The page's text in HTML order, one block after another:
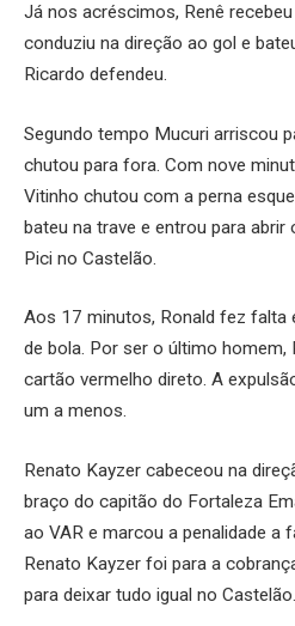
Já nos acréscimos, Renê
conduziu na direção ao gol e
Ricardo defendeu.
Segundo tempo Mucuri arriscou
chutou para fora. Com nove
Vitinho chutou com a perna
bateu na trave e entrou para
Pici no Castelão.
Aos 17 minutos, Ronald fez falta
de bola. Por ser o último
cartão vermelho direto. A
um a menos.
Renato Kayzer cabeceou na
braço do capitão do Fortaleza
ao VAR e marcou a penalidade a
Renato Kayzer foi para a
para deixar tudo igual no Castelão.